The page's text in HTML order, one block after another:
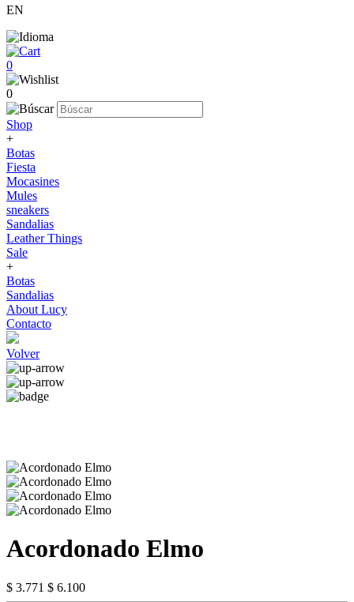
EN
0
0
Shop
+
Botas
Fiesta
Mocasines
Mules
sneakers
Sandalias
Leather Things
Sale
+
Botas
Sandalias
About Lucy
Contacto
Volver
Acordonado Elmo
$ 3.771 $ 6.100